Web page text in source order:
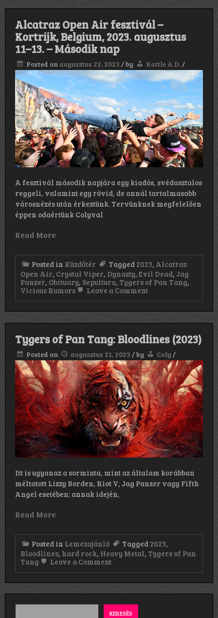
Alcatraz Open Air fesztivál –
Kortrijk, Belgium, 2023. augusztus
11–13. – Második nap
Posted on augusztus 22, 2023 /by Rattle A.D./
A fesztivál második napjára egy kiadós, svédasztalos
reggeli, valamint egy rövid, de annál tartalmasabb
városnézés után érkeztünk. Tervünknek megfelelően
éppen odaértünk Colyval
Read More
Posted in Küzdőtér Tagged 2023, Alcatraz
Open Air, Crystal Viper, Dynazty, Evil Dead, Jag
Panzer, Obituary, Sepultura, Tygers of Pan Tang,
Vicious Rumors
Leave a Commenton
Air
fesztivál
Kortrijk,
Belgium,
2023.
augusztus
11–
13.
–
Második
nap
Tygers of Pan Tang: Bloodlines (2023)
Posted on augusztus 21, 2023 /by Coly /
Itt is ugyanaz a sorminta, mint az általam korábban
méltatott Lizzy Borden, Riot V, Jag Panzer vagy Fifth
Angel esetében: annak idején,
Read More
Posted in Lemezajánló Tagged 2023,
Bloodlines, hard rock, Heavy Metal, Tygers of Pan
Tang
Leave a Commenton
Pan
Tang:
Bloodlines
(2023)
KERESÉS